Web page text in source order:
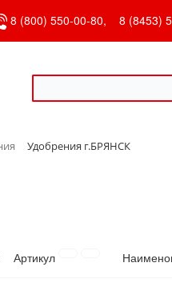
8 (800) 550-00-80, 8 (8453)
Удобрения г.БРЯНСК
Артикул